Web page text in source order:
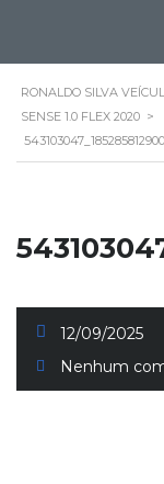
RONALDO SILVA
SENSE 1.0 FLEX 2020 >
12/09/2025
Nenhum